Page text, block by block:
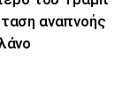
αναπνοής